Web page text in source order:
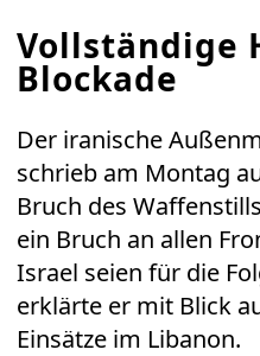
Vollständige
Blockade
Der iranische
schrieb am Montag
Bruch des
ein Bruch an allen
Israel seien für die
erklärte er mit Blick
Einsätze im Libanon.